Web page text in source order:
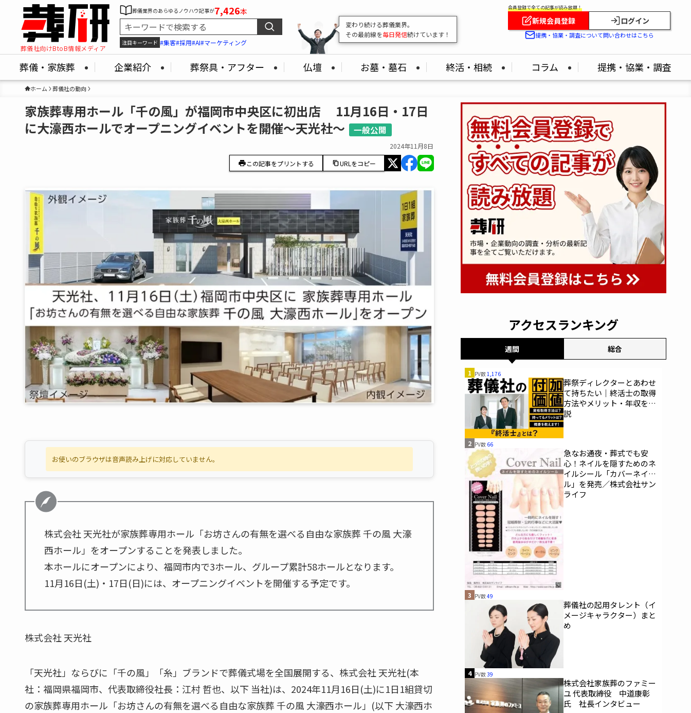
葬儀社向けBtoB情報メディア
葬儀業界のあらゆるノウハウ記事が7,426本
注目キーワード #集客#採用#AI#マーケティング
変わり続ける葬儀業界。
その最前線を毎日発信続けています！
会員登録で全ての記事が読み放題！
新規会員登録 ログイン
提携・協業・調査について問い合わせはこちら
葬儀・家族葬 企業紹介 葬祭具・アフター 仏壇 お墓・墓石 終活・相続 コラム 提携・協業・調査
ホーム 葬儀社の動向
家族葬専用ホール「千の風」が福岡市中央区に初出店 11月16日・17日
に大濠西ホールでオープニングイベントを開催～天光社～
一般公開
2024年11月8日
この記事をプリントする
URLをコピー
お使いのブラウザは音声読み上げに対応していません。
株式会社 天光社が家族葬専用ホール「お坊さんの有無を選べる自由な家族葬 千の風 大濠
西ホール」をオープンすることを発表しました。
本ホールにオープンにより、福岡市内で3ホール、グループ累計58ホールとなります。
11月16日(土)・17日(日)には、オープニングイベントを開催する予定です。
株式会社 天光社
「天光社」ならびに「千の風」「糸」ブランドで葬儀式場を全国展開する、株式会社 天光社(本
社：福岡県福岡市、代表取締役社長：江村 哲也、以下 当社)は、2024年11月16日(土)に1日1組貸切
の家族葬専用ホール「お坊さんの有無を選べる自由な家族葬 千の風 大濠西ホール」(以下 大濠西ホ
アクセスランキング
週間 総合
1 PV数1,176
葬祭ディレクターとあわせ
て持ちたい｜終活士の取得
方法やメリット・年収を解
説
2 PV数 66
急なお通夜・葬式でも安
心！ネイルを隠すためのネ
イルシール「カバーネイ
ル」を発売／株式会社サン
ライフ
3 PV数49
葬儀社の起用タレント（イ
メージキャラクター）まと
め
4 PV数39
株式会社家族葬のファミー
ユ 代表取締役 中道康彰
氏 社長インタビュー